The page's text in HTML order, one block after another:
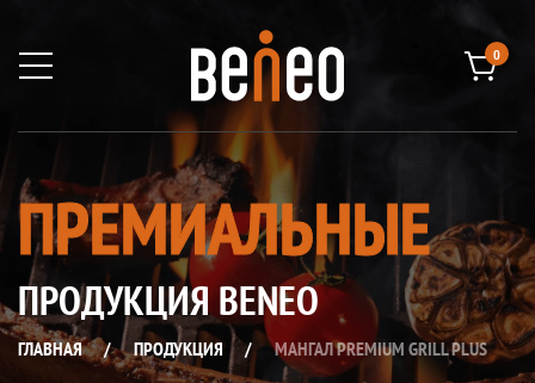
0
ПРЕМИАЛЬНЫЕ
ПРОДУКЦИЯ BENEO
ГЛАВНАЯ / ПРОДУКЦИЯ / МАНГАЛ PREMIUM GRILL PLUS